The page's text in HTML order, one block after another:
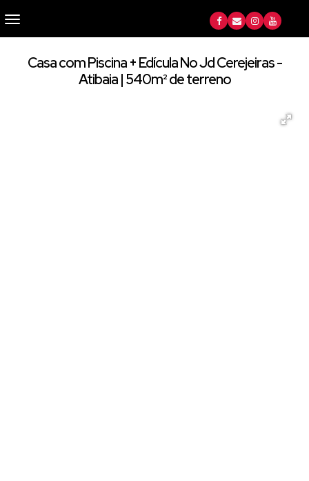
Casa com Piscina + Edícula No Jd Cerejeiras -
Atibaia | 540m² de terreno